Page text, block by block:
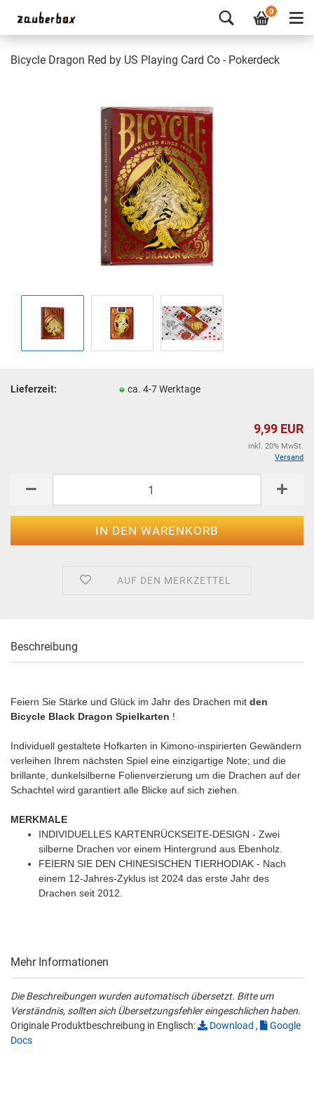
0
Bicycle Dragon Red by US Playing Card Co - Pokerdeck
Lieferzeit: ca. 4-7 Werktage
9,99 EUR
inkl. 20% MwSt.
Versand
AUF DEN MERKZETTEL
Beschreibung
Feiern Sie Stärke und Glück im Jahr des Drachen mit den
Bicycle Black Dragon Spielkarten !
Individuell gestaltete Hofkarten in Kimono-inspirierten Gewändern
verleihen Ihrem nächsten Spiel eine einzigartige Note; und die
brillante, dunkelsilberne Folienverzierung um die Drachen auf der
Schachtel wird garantiert alle Blicke auf sich ziehen.
MERKMALE
INDIVIDUELLES KARTENRÜCKSEITE-DESIGN - Zwei
silberne Drachen vor einem Hintergrund aus Ebenholz.
FEIERN SIE DEN CHINESISCHEN TIERHODIAK - Nach
einem 12-Jahres-Zyklus ist 2024 das erste Jahr des
Drachen seit 2012.
Mehr Informationen
Die Beschreibungen wurden automatisch übersetzt. Bitte um
Verständnis, sollten sich Übersetzungsfehler eingeschlichen haben.
Originale Produktbeschreibung in Englisch:
Download ,
Google
Docs